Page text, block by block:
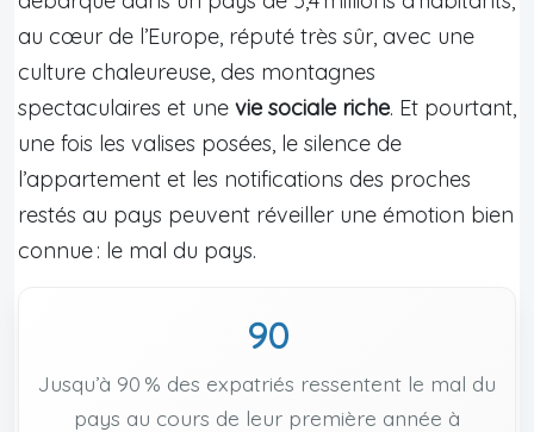
au cœur de l’Europe, réputé très sûr, avec une
culture chaleureuse, des montagnes
spectaculaires et une vie sociale riche. Et pourtant,
une fois les valises posées, le silence de
l’appartement et les notifications des proches
restés au pays peuvent réveiller une émotion bien
connue : le mal du pays.
90
Jusqu’à 90 % des expatriés ressentent le mal du
pays au cours de leur première année à